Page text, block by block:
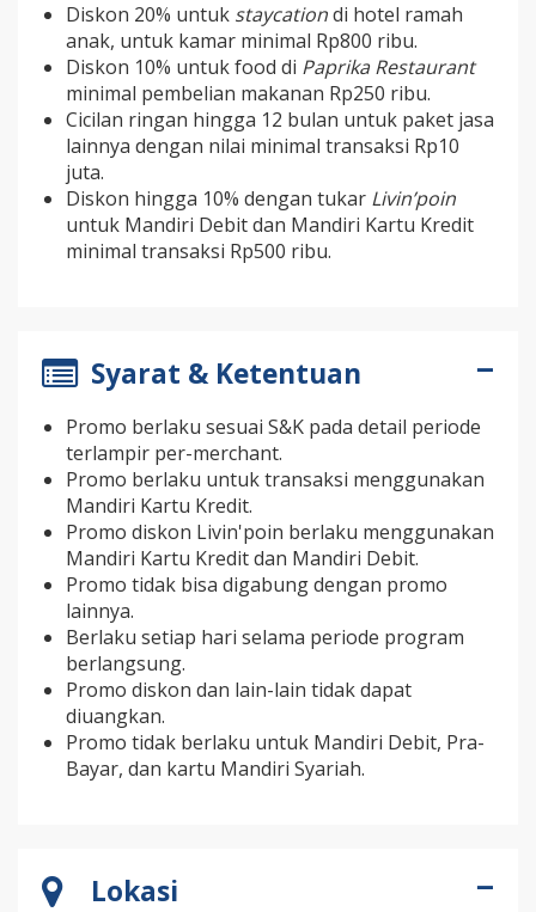
Diskon 20% untuk staycationdi hotel ramah
anak, untuk kamar minimal Rp800 ribu.
Diskon 10% untuk food di Paprika Restaurant
minimal pembelian makanan Rp250 ribu.
Cicilan ringan hingga 12 bulan untuk paket jasa
lainnya dengan nilai minimal transaksi Rp10
juta.
Diskon hingga 10% dengan tukar Livin’poin
untuk Mandiri Debit dan Mandiri Kartu Kredit
minimal transaksi Rp500 ribu.
Syarat & Ketentuan
Promo berlaku sesuai S&K pada detail periode
terlampir per-merchant.
Promo berlaku untuk transaksi menggunakan
Mandiri Kartu Kredit.
Promo diskon Livin'poin berlaku menggunakan
Mandiri Kartu Kredit dan Mandiri Debit.
Promo tidak bisa digabung dengan promo
lainnya.
Berlaku setiap hari selama periode program
berlangsung.
Promo diskon dan lain-lain tidak dapat
diuangkan.
Promo tidak berlaku untuk Mandiri Debit, Pra-
Bayar, dan kartu Mandiri Syariah.
Lokasi